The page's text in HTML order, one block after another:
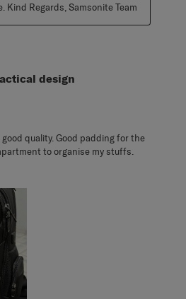
Kind Regards, Samsonite Team
design
quality. Good padding for the
to organise my stuffs.